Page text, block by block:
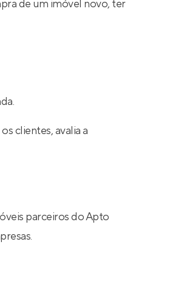
de um imóvel novo, ter
clientes, avalia a
parceiros do Apto